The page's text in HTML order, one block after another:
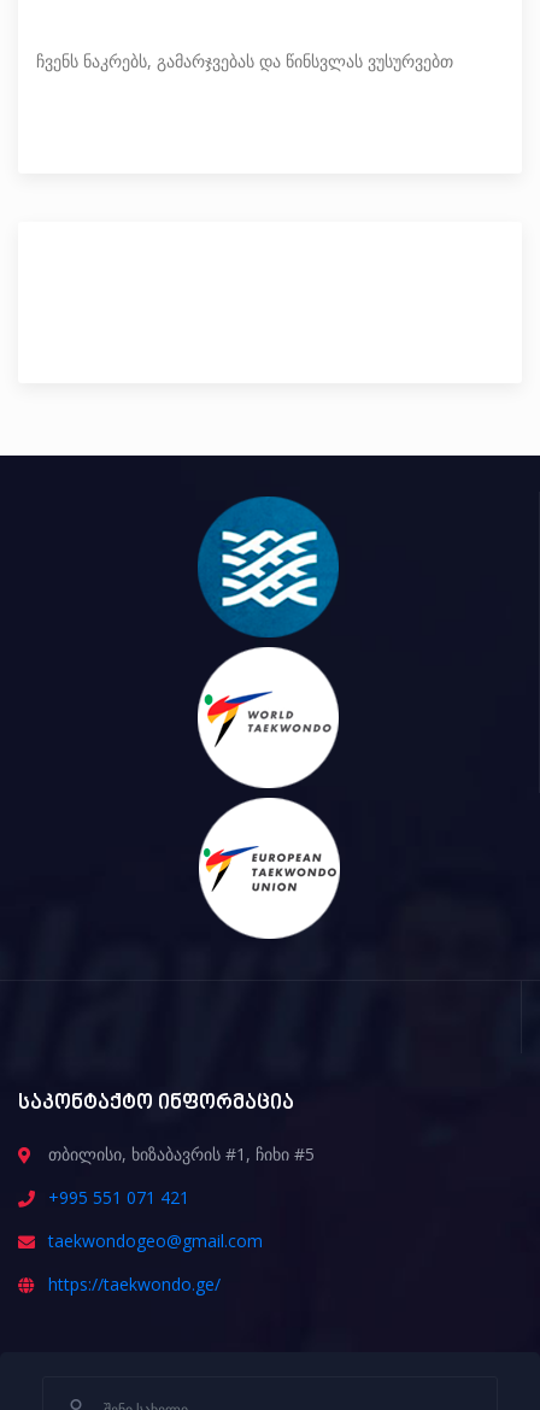
ჩვენს ნაკრებს, გამარჯვებას და წინსვლას ვუსურვებთ
საკონტაქტო ინფორმაცია
თბილისი, ხიზაბავრის #1, ჩიხი #5
+995 551 071 421
taekwondogeo@gmail.com
https://taekwondo.ge/